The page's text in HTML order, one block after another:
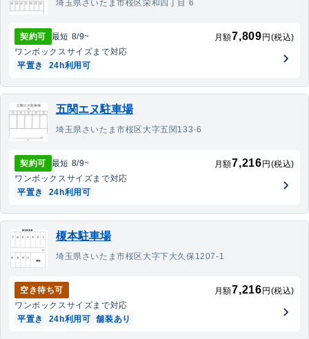
埼玉県さいたま市桜区栄和四丁目 6
契約可 最短 8/9~ 月額7,809 円(税込)
ワンボックスサイズまで対応
平置き
24h利用可
五関エヌ駐車場
埼玉県さいたま市桜区大字五関133-6
契約可 最短 8/9~ 月額7,216 円(税込)
ワンボックスサイズまで対応
平置き
24h利用可
榎本駐車場
埼玉県さいたま市桜区大字下大久保1207-1
空き待ち可 月額7,216 円(税込)
ワンボックスサイズまで対応
平置き
24h利用可 舗装あり